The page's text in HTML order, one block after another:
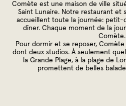
Comète est une maison de ville
Saint Lunaire. Notre restaurant et
accueillent toute la journée: petit-
dîner. Chaque moment de la
Comète.
Pour dormir et se reposer,
dont deux studios. À seulement
la Grande Plage, à la plage de
promettent de belles